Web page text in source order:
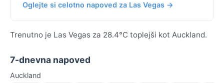
Oglejte si celotno napoved za Las Vegas →
Trenutno je Las Vegas za 28.4°C toplejši kot Auckland.
7-dnevna napoved
Auckland